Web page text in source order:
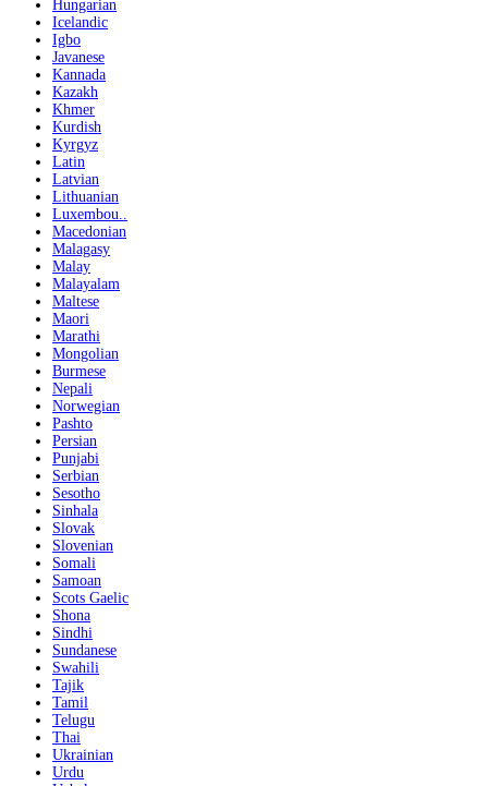
Hungarian
Icelandic
Igbo
Javanese
Kannada
Kazakh
Khmer
Kurdish
Kyrgyz
Latin
Latvian
Lithuanian
Luxembou..
Macedonian
Malagasy
Malay
Malayalam
Maltese
Maori
Marathi
Mongolian
Burmese
Nepali
Norwegian
Pashto
Persian
Punjabi
Serbian
Sesotho
Sinhala
Slovak
Slovenian
Somali
Samoan
Scots Gaelic
Shona
Sindhi
Sundanese
Swahili
Tajik
Tamil
Telugu
Thai
Ukrainian
Urdu